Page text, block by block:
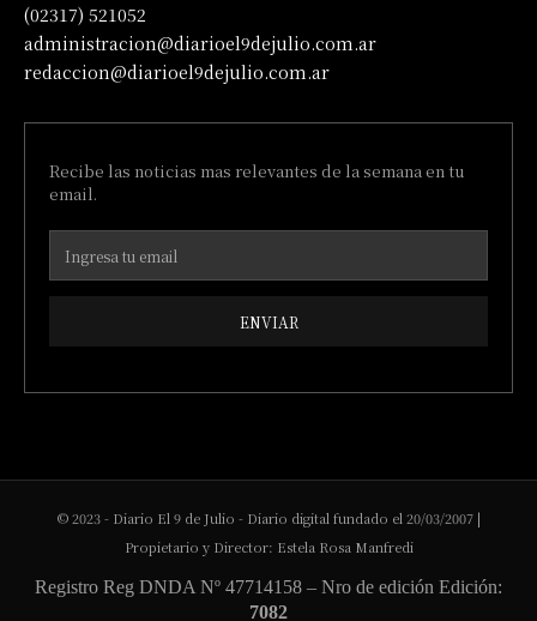
(02317) 521052
administracion@diarioel9dejulio.com.ar
redaccion@diarioel9dejulio.com.ar
Recibe las noticias mas relevantes de la semana en tu
email.
ENVIAR
© 2023 - Diario El 9 de Julio - Diario digital fundado el 20/03/2007 |
Propietario y Director: Estela Rosa Manfredi
Registro Reg DNDA Nº 47714158 – Nro de edición Edición:
7082